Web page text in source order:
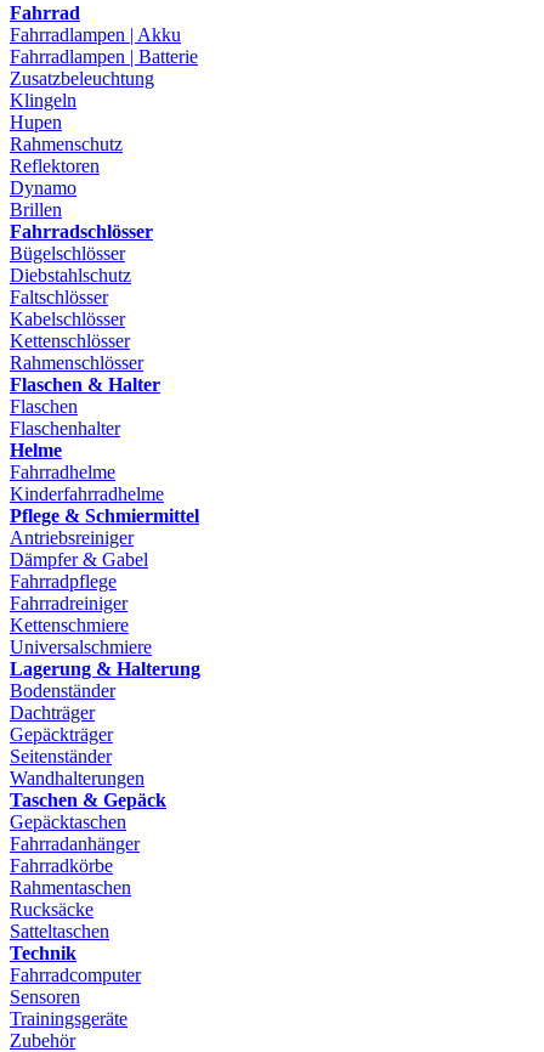
Fahrrad
Fahrradlampen | Akku
Fahrradlampen | Batterie
Zusatzbeleuchtung
Klingeln
Hupen
Rahmenschutz
Reflektoren
Dynamo
Brillen
Fahrradschlösser
Bügelschlösser
Diebstahlschutz
Faltschlösser
Kabelschlösser
Kettenschlösser
Rahmenschlösser
Flaschen & Halter
Flaschen
Flaschenhalter
Helme
Fahrradhelme
Kinderfahrradhelme
Pflege & Schmiermittel
Antriebsreiniger
Dämpfer & Gabel
Fahrradpflege
Fahrradreiniger
Kettenschmiere
Universalschmiere
Lagerung & Halterung
Bodenständer
Dachträger
Gepäckträger
Seitenständer
Wandhalterungen
Taschen & Gepäck
Gepäcktaschen
Fahrradanhänger
Fahrradkörbe
Rahmentaschen
Rucksäcke
Satteltaschen
Technik
Fahrradcomputer
Sensoren
Trainingsgeräte
Zubehör